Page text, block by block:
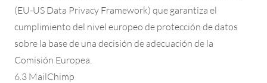
(EU-US Data Privacy Framework) que garantiza el
cumplimiento del nivel europeo de protección de datos
sobre la base de una decisión de adecuación de la
Comisión Europea.
6.3 MailChimp